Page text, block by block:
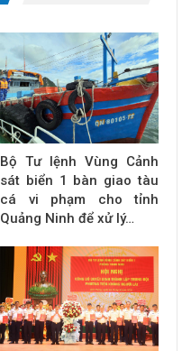
Bộ Tư lệnh Vùng Cảnh
sát biển 1 bàn giao tàu
cá vi phạm cho tỉnh
Quảng Ninh để xử lý…